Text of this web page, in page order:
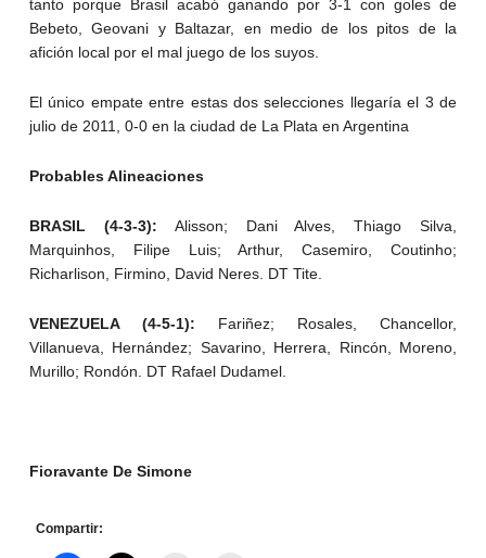
tanto porque Brasil acabó ganando por 3-1 con goles de
Bebeto, Geovani y Baltazar, en medio de los pitos de la
afición local por el mal juego de los suyos.
El único empate entre estas dos selecciones llegaría el 3 de
julio de 2011, 0-0 en la ciudad de La Plata en Argentina
Probables Alineaciones
BRASIL (4-3-3): Alisson; Dani Alves, Thiago Silva,
Marquinhos, Filipe Luis; Arthur, Casemiro, Coutinho;
Richarlison, Firmino, David Neres. DT Tite.
VENEZUELA (4-5-1): Fariñez; Rosales, Chancellor,
Villanueva, Hernández; Savarino, Herrera, Rincón, Moreno,
Murillo; Rondón. DT Rafael Dudamel.
Fioravante De Simone
Compartir: